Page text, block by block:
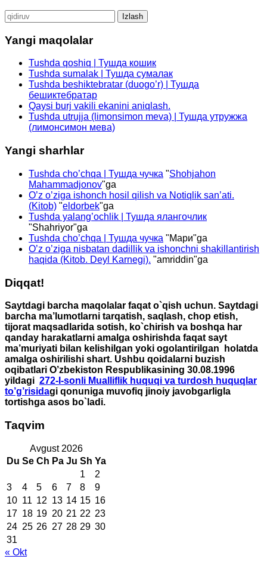
Qidirshish:
Yangi maqolalar
Tushda qoshiq | Тушда кошик
Tushda sumalak | Тушда сумалак
Tushda beshiktebratar (duogo’r) | Тушда
бешиктебратар
Qaysi burj vakili ekanini aniqlash.
Tushda utrujja (limonsimon meva) | Тушда утружжа
(лимонсимон мева)
Yangi sharhlar
Tushda cho’chqa | Тушда чучка "Shohjahon
Mahammadjonov"ga
O’z o’ziga ishonch hosil qilish va Notiqlik san’ati.
(Kitob) "eldorbek"ga
Tushda yalang’ochlik | Тушда ялангочлик
"Shahriyor"ga
Tushda cho’chqa | Тушда чучка "Мари"ga
O’z o’ziga nisbatan dadillik va ishonchni shakillantirish
haqida (Kitob. Deyl Karnegi). "amriddin"ga
Diqqat!
Saytdagi barcha maqolalar faqat o`qish uchun. Saytdagi
barcha ma’lumotlarni tarqatish, saqlash, chop etish,
tijorat maqsadlarida sotish, ko`chirish va boshqa har
qanday harakatlarni amalga oshirishda faqat sayt
ma’muriyati bilan kelishilgan yoki ogolantirilgan holatda
amalga oshirilishi shart. Ushbu qoidalarni buzish
oqibatlari O’zbekiston Respublikasining 30.08.1996
yildagi 272-I-sonli Mualliflik huquqi va turdosh huquqlar
to’g’risidagi qonuniga muvofiq jinoiy javobgarligla
tortishga asos bo`ladi.
Taqvim
Avgust 2026
Du Se Ch Pa Ju Sh Ya
1
2
3
4 5 6 7 8
9
10 11 12 13 14 15 16
17 18 19 20 21 22 23
24 25 26 27 28 29 30
31
« Okt